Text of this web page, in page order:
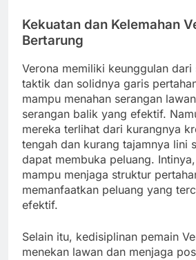
Kekuatan dan Kelemahan
Bertarung
Verona memiliki keunggulan
taktik dan solidnya garis
mampu menahan serangan
serangan balik yang efektif.
mereka terlihat dari kurangnya
tengah dan kurang tajamnya lini
dapat membuka peluang.
mampu menjaga struktur
memanfaatkan peluang yang
efektif.
Selain itu, kedisiplinan pemain
menekan lawan dan menjaga